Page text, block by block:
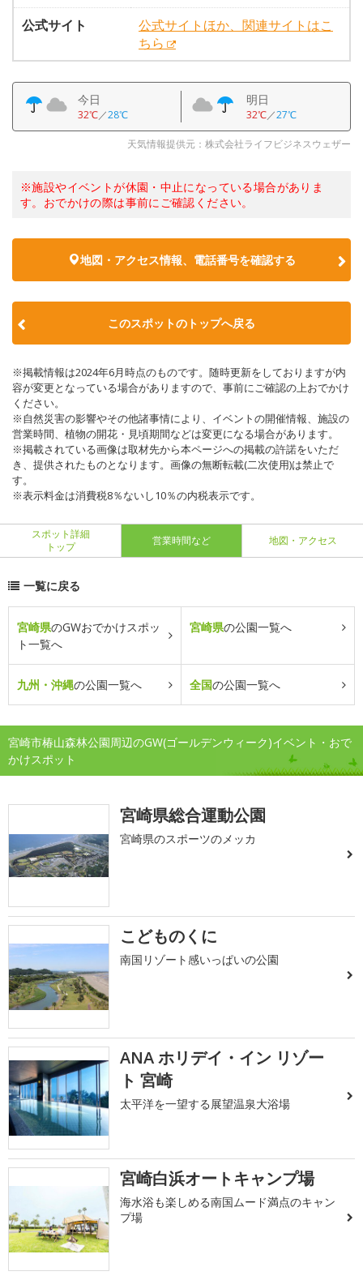
公式サイト
公式サイトほか、関連サイトはこ
ちら
今日
32℃／28℃
明日
32℃／27℃
天気情報提供元：株式会社ライフビジネスウェザー
※施設やイベントが休園・中止になっている場合がありま
す。おでかけの際は事前にご確認ください。
地図・アクセス情報、電話番号を確認する
このスポットのトップへ戻る
※掲載情報は2024年6月時点のものです。随時更新をしておりますが内
容が変更となっている場合がありますので、事前にご確認の上おでかけ
ください。
※自然災害の影響やその他諸事情により、イベントの開催情報、施設の
営業時間、植物の開花・見頃期間などは変更になる場合があります。
※掲載されている画像は取材先から本ページへの掲載の許諾をいただ
き、提供されたものとなります。画像の無断転載(二次使用)は禁止で
す。
※表示料金は消費税8％ないし10％の内税表示です。
スポット詳細
トップ
営業時間など 地図・アクセス
一覧に戻る
宮崎県のGWおでかけスポッ
ト一覧へ
宮崎県の公園一覧へ
九州・沖縄の公園一覧へ 全国の公園一覧へ
宮崎市椿山森林公園周辺のGW(ゴールデンウィーク)イベント・おで
かけスポット
宮崎県総合運動公園
宮崎県のスポーツのメッカ
こどものくに
南国リゾート感いっぱいの公園
ANA ホリデイ・イン リゾー
ト 宮崎
太平洋を一望する展望温泉大浴場
宮崎白浜オートキャンプ場
海水浴も楽しめる南国ムード満点のキャン
プ場